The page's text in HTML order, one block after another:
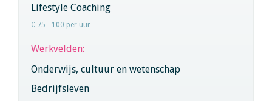
Lifestyle Coaching
€ 75 - 100 per uur
Werkvelden:
Onderwijs, cultuur en wetenschap
Bedrijfsleven